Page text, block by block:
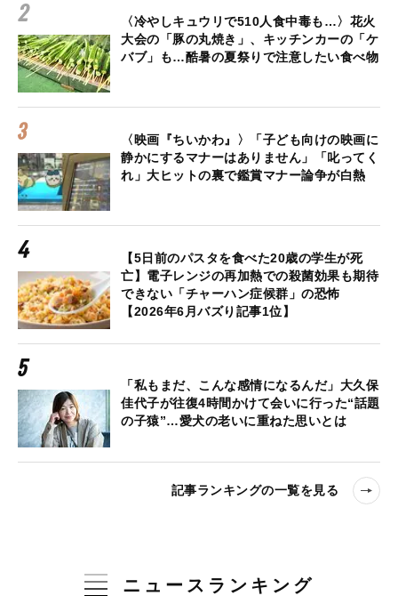
〈冷やしキュウリで510人食中毒も…〉花火
大会の「豚の丸焼き」、キッチンカーの「ケ
バブ」も…酷暑の夏祭りで注意したい食べ物
〈映画『ちいかわ』〉「子ども向けの映画に
静かにするマナーはありません」「叱ってく
れ」大ヒットの裏で鑑賞マナー論争が白熱
【5日前のパスタを食べた20歳の学生が死
亡】電子レンジの再加熱での殺菌効果も期待
できない「チャーハン症候群」の恐怖
【2026年6月バズり記事1位】
「私もまだ、こんな感情になるんだ」大久保
佳代子が往復4時間かけて会いに行った“話題
の子猿”…愛犬の老いに重ねた思いとは
記事ランキングの一覧を見る
ニュースランキング